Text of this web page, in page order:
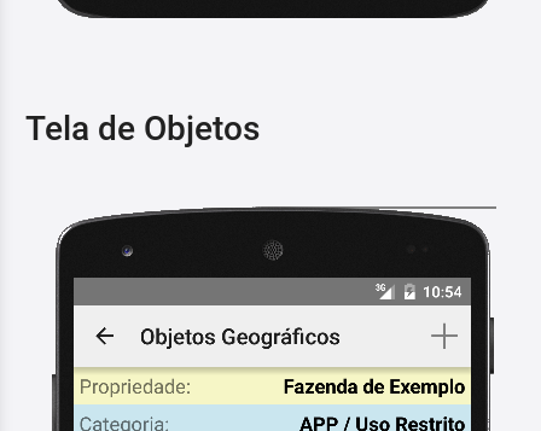
Tela de Objetos